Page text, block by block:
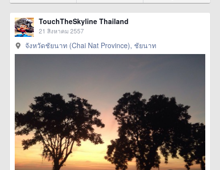
TouchTheSkyline Thailand
21 สิงหาคม 2557
จังหวัดชัยนาท (Chai Nat Province), ชัยนาท